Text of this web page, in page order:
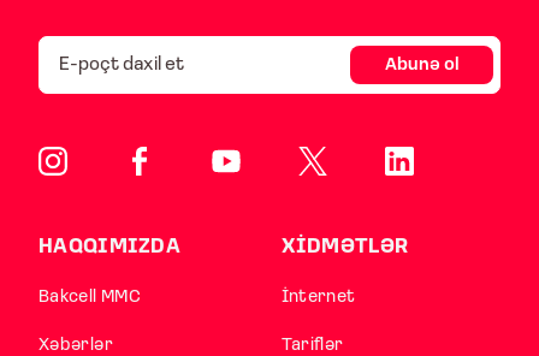
Abunə ol
HAQQIMIZDA
Bakcell MMC
Xəbərlər
XİDMƏTLƏR
İnternet
Tariflər